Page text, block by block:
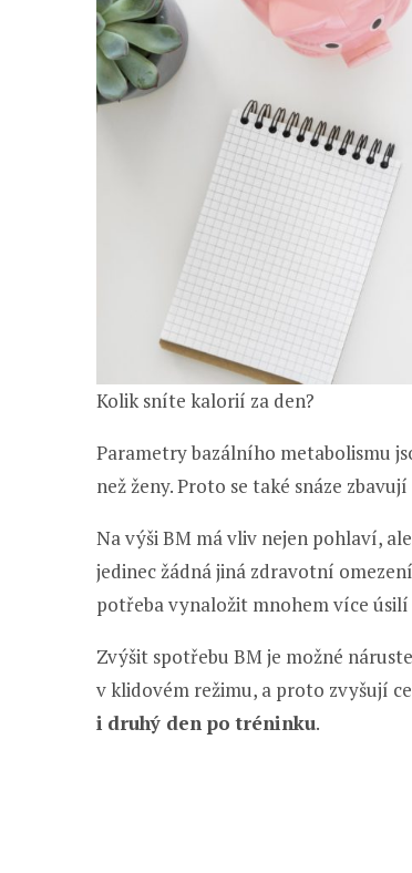
Kolik sníte kalorií za den?
Parametry bazálního metabolismu
než ženy. Proto se také snáze
Na výši BM má vliv nejen pohlaví,
jedinec žádná jiná zdravotní
potřeba vynaložit mnohem více úsilí
Zvýšit spotřebu BM je možné
v klidovém režimu, a proto zvyšují
i druhý den po tréninku.